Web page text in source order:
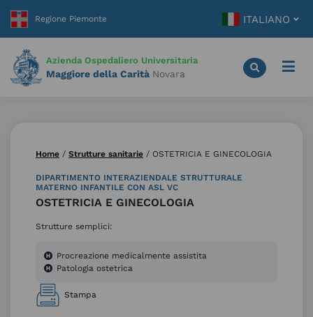
contenuto
ITALIANO
Azienda Ospedaliero Universitaria
Maggiore della Carità Novara
Home / Strutture sanitarie / OSTETRICIA E GINECOLOGIA
DIPARTIMENTO INTERAZIENDALE STRUTTURALE
MATERNO INFANTILE CON ASL VC
OSTETRICIA E GINECOLOGIA
Strutture semplici:
Procreazione medicalmente assistita
Patologia ostetrica
Stampa